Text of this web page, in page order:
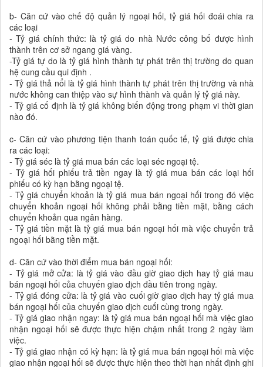
b- Căn cứ vào chế độ quản lý ngoại hối, tỷ giá hối đoái chia ra
các loại
- Tỷ giá chính thức: là tỷ giá do nhà Nước công bố được hình
thành trên cơ sở ngang giá vàng.
-Tỷ giá tự do là tỷ giá hình thành tự phát trên thị trường do quan
hệ cung cầu qui định .
- Tỷ giá thả nổi là tỷ giá hình thành tự phát trên thị trường và nhà
nước không can thiệp vào sự hình thành và quản lý tỷ giá này.
- Tỷ giá cố định là tỷ giá không biến động trong phạm vi thời gian
nào đó.
c- Căn cứ vào phương tiện thanh toán quốc tế, tỷ giá được chia
ra các loại:
- Tỷ giá séc là tỷ giá mua bán các loại séc ngoại tệ.
- Tỷ giá hối phiếu trả tiền ngay là tỷ giá mua bán các loại hối
phiếu có kỳ hạn bằng ngoại tệ.
- Tỷ giá chuyển khoản là tỷ giá mua bán ngoại hối trong đó việc
chuyển khoản ngoại hối không phải bằng tiền mặt, bằng cách
chuyển khoản qua ngân hàng.
- Tỷ giá tiền mặt là tỷ giá mua bán ngoại hối mà việc chuyển trả
ngoại hối bằng tiền mặt.
d- Căn cứ vào thời điểm mua bán ngoại hối:
- Tỷ giá mở cửa: là tỷ giá vào đầu giờ giao dịch hay tỷ giá mau
bán ngoại hối của chuyến giao dịch đầu tiên trong ngày.
- Tỷ giá đóng cửa: là tỷ giá vào cuối giờ giao dịch hay tỷ giá mua
bán ngoại hối của chuyến giao dịch cuối cùng trong ngày.
- Tỷ giá giao nhận ngay: là tỷ giá mua bán ngoại hối mà việc giao
nhận ngoại hối sẽ được thực hiện chậm nhất trong 2 ngày làm
việc.
- Tỷ giá giao nhận có kỳ hạn: là tỷ giá mua bán ngoại hối mà việc
giao nhận ngoại hối sẽ được thực hiện theo thời hạn nhất định ghi